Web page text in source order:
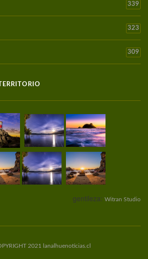
339
323
309
gentileza: Witran Studio
2021 lanalhuenoticias.cl